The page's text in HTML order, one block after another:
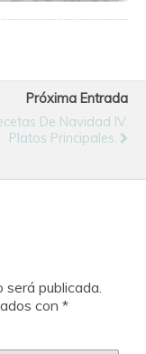
Próxima Entrada
De Navidad IV.
Platos Principales.
será publicada.
con *